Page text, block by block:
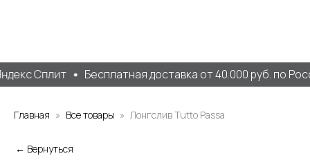
Сплит Бесплатная доставка от 40.000 руб. по
Главная Все товары Лонгслив Tutto Passa
← Вернуться